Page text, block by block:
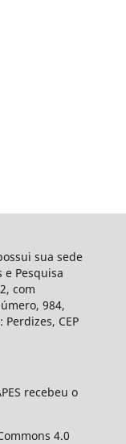
sua sede
e Pesquisa
com
984,
CEP
recebeu o
4.0